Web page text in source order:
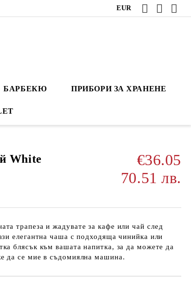
EUR
БАРБЕКЮ ПРИБОРИ ЗА ХРАНЕНЕ
White
€36.05
70.51 лв.
трапеза и жадувате за кафе или чай след
елегантна чаша с подходяща чинийка или
блясък към вашата напитка, за да можете да
да се мие в съдомиялна машина.